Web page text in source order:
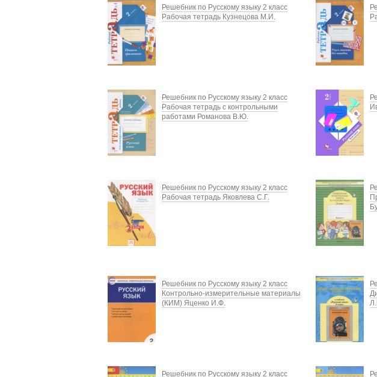
Решебник по Русскому языку 2 класс
Рабочая тетрадь Кузнецова М.И.
Решебник по Русскому языку 2 класс
Рабочая тетрадь с контрольными
работами Романова В.Ю.
Решебник по Русскому языку 2 класс
Рабочая тетрадь Яковлева С.Г.
Решебник по Русскому языку 2 класс
Контрольно-измерительные материалы
(КИМ) Яценко И.Ф.
Решебник по Русскому языку 2 класс